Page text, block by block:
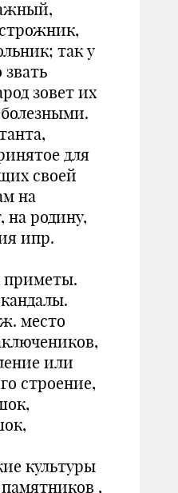
так у
зовет их
для
своей
на
на родину,
ипр.
приметы.
место
или
строение,
культуры
,